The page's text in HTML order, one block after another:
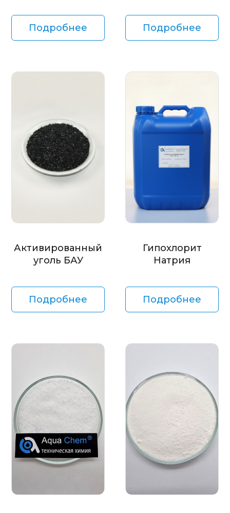
Подробнее Подробнее
Активированный
уголь БАУ
Подробнее
Гипохлорит
Натрия
Подробнее